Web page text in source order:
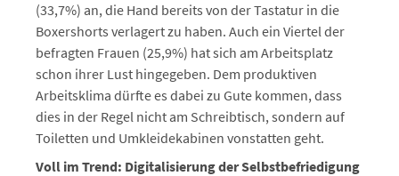
(33,7%) an, die Hand bereits von der Tastatur in die
Boxershorts verlagert zu haben. Auch ein Viertel der
befragten Frauen (25,9%) hat sich am Arbeitsplatz
schon ihrer Lust hingegeben. Dem produktiven
Arbeitsklima dürfte es dabei zu Gute kommen, dass
dies in der Regel nicht am Schreibtisch, sondern auf
Toiletten und Umkleidekabinen vonstatten geht.
Voll im Trend: Digitalisierung der Selbstbefriedigung